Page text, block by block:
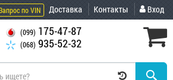
по VIN Доставка Контакты Вход
(099) 175-47-87
(068) 935-52-32